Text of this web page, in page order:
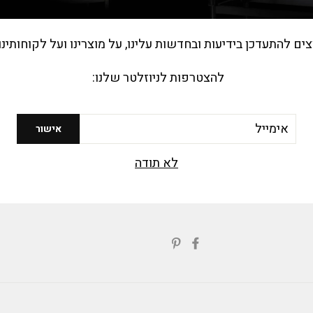
תיקונים מהיר וזמינות חלפים, כדי למנוע השבתה של התנור במקרים
במטבחי מזון מהיר בזכות שילוב טכנולוגיות בישול מתקדמות, קיצור
ליעילות תפעולית גבוהה יותר, חיסכון באנרגיה וגיוון תפריט רחב
ואת רווחיות העסק.
שתפי
להתעדכן בידיעות ובחדשות עלינו, על מוצרינו ועל
להצטרפות לניוזלטר שלנו:
אישור
לא תודה